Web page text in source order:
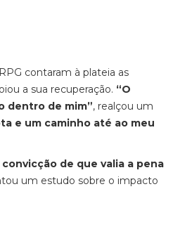
contaram à plateia as
a sua recuperação. “O
dentro de mim”, realçou um
e um caminho até ao meu
de que valia a pena
um estudo sobre o impacto